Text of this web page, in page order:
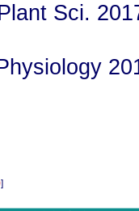
Sci.
]